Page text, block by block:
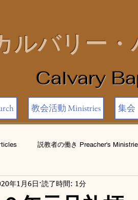
ルバリー
Calvary
教会活動 Ministries 集会
説教者の働き Preacher's
年1月6日 読了時間: 1分